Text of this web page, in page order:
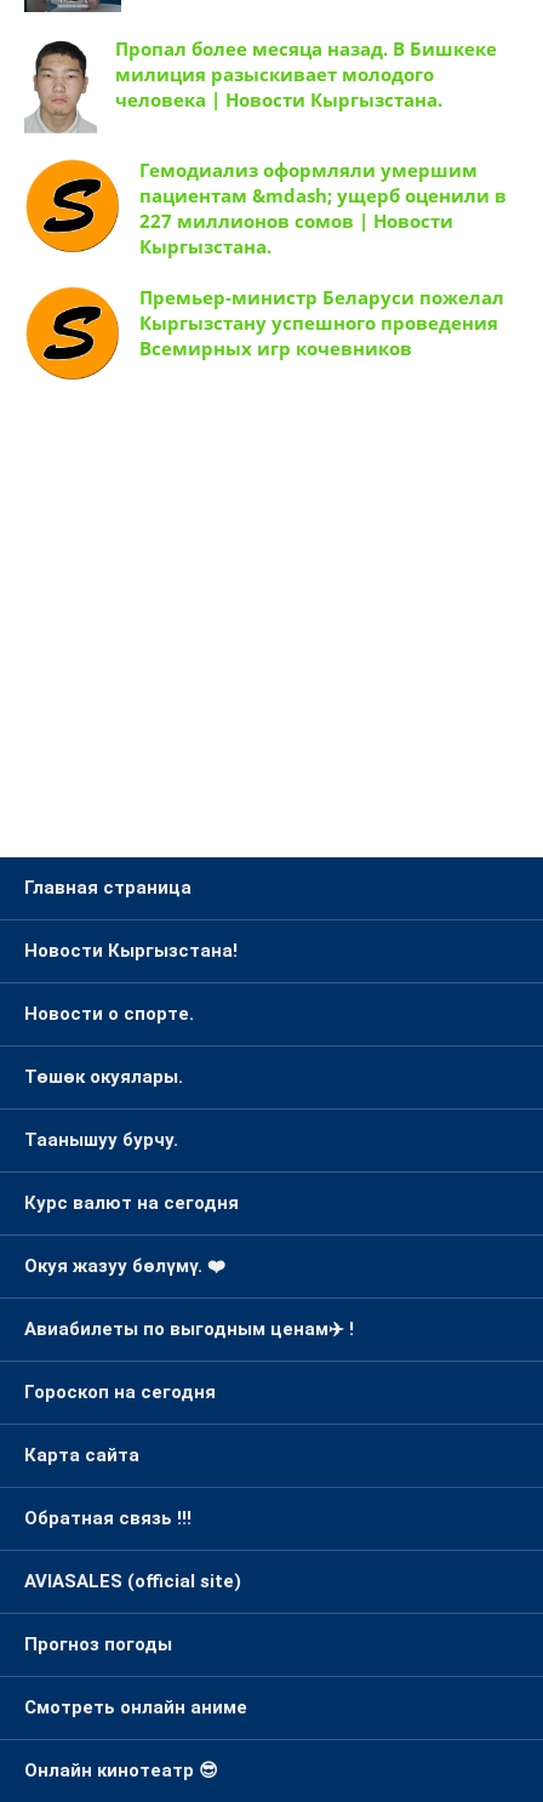
Пропал более месяца назад. В Бишкеке
милиция разыскивает молодого
Гемодиализ оформляли умершим
пациентам &mdash; ущерб оценили в
227 миллионов сомов | Новости
Кыргызстана.
Премьер-министр Беларуси пожелал
Кыргызстану успешного проведения